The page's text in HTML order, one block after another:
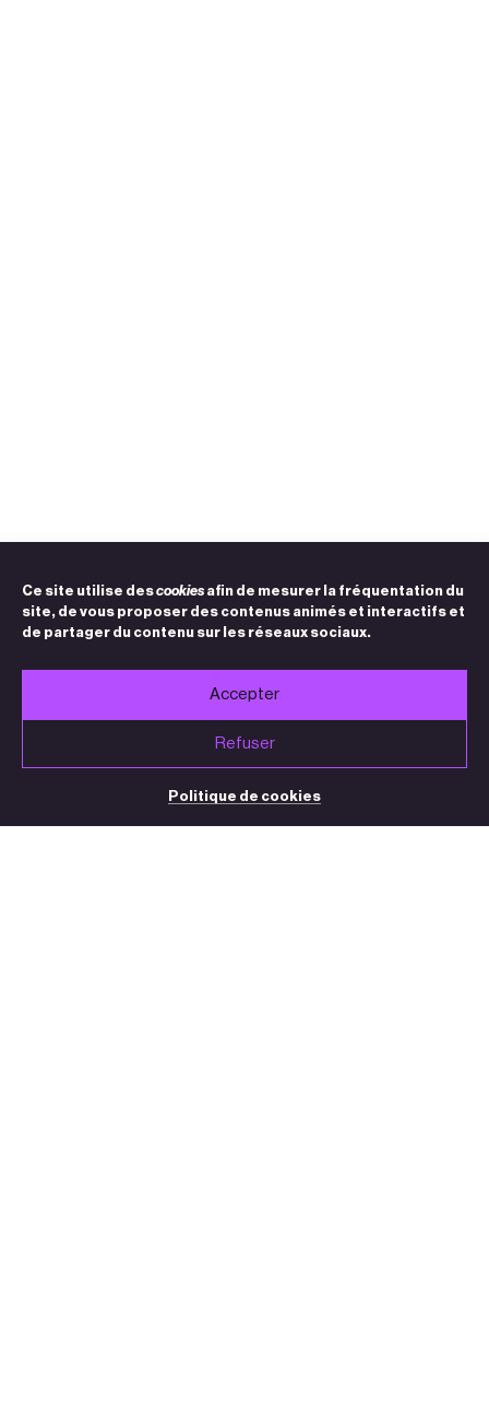
Ce site utilise descookies afin de mesurer la fréquentation du
site, de vous proposer des contenus animés et interactifs et
de partager du contenu sur les réseaux sociaux.
Accepter
Refuser
Politique de cookies